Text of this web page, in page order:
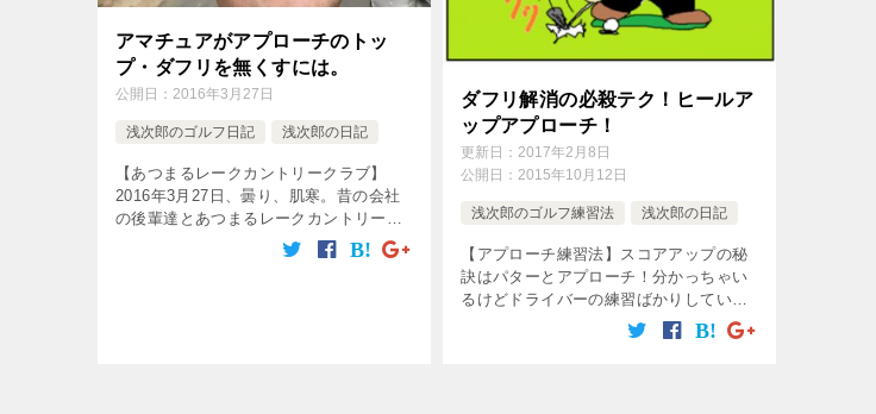
アマチュアがアプローチのトッ
プ・ダフリを無くすには。
公開日： 2016年3月27日
浅次郎のゴルフ日記 浅次郎の日記
【あつまるレークカントリークラブ】
2016年3月27日、曇り、肌寒。昔の会社
の後輩達とあつまるレークカントリーク
ラブに行ってきた。この日はメイングリ
ーンで結構長めの6565ヤード。ショット
ダフリ解消の必殺テク！ヒールア
ップアプローチ！
更新日：2017年2月8日
公開日：2015年10月12日
浅次郎のゴルフ練習法 浅次郎の日記
【アプローチ練習法】スコアアップの秘
訣はパターとアプローチ！分かっちゃい
るけどドライバーの練習ばかりしている
そこのアナタ！（私も含め）今日は、目
からウロコのアプローチを紹介します。